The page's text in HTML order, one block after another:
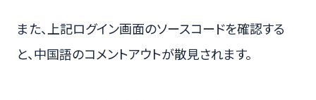
また、上記ログイン画面のソースコードを確認する
と、中国語のコメントアウトが散見されます。